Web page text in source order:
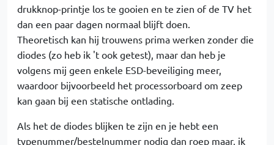
drukknop-printje los te gooien en te zien of de TV het
dan een paar dagen normaal blijft doen.
Theoretisch kan hij trouwens prima werken zonder die
diodes (zo heb ik 't ook getest), maar dan heb je
volgens mij geen enkele ESD-beveiliging meer,
waardoor bijvoorbeeld het processorboard om zeep
kan gaan bij een statische ontlading.
Als het de diodes blijken te zijn en je hebt een
typenummer/bestelnummer nodig dan roep maar, ik